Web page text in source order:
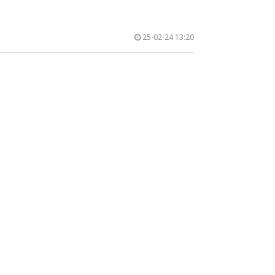
25-02-24 13:20